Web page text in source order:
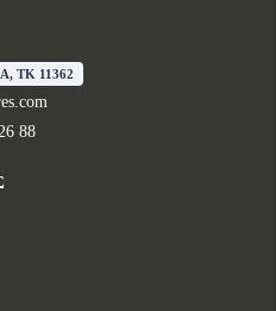
TK 11362
88